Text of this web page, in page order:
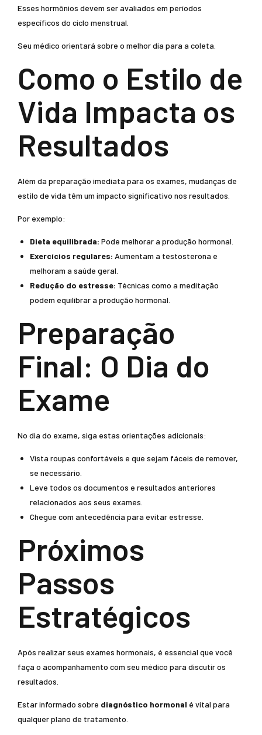
Esses hormônios devem ser avaliados em períodos
específicos do ciclo menstrual.
Seu médico orientará sobre o melhor dia para a coleta.
Como o Estilo de
Vida Impacta os
Resultados
Além da preparação imediata para os exames, mudanças de
estilo de vida têm um impacto significativo nos resultados.
Por exemplo:
Dieta equilibrada: Pode melhorar a produção hormonal.
Exercícios regulares: Aumentam a testosterona e
melhoram a saúde geral.
Redução do estresse: Técnicas como a meditação
podem equilibrar a produção hormonal.
Preparação
Final: O Dia do
Exame
No dia do exame, siga estas orientações adicionais:
Vista roupas confortáveis e que sejam fáceis de remover,
se necessário.
Leve todos os documentos e resultados anteriores
relacionados aos seus exames.
Chegue com antecedência para evitar estresse.
Próximos
Passos
Estratégicos
Após realizar seus exames hormonais, é essencial que você
faça o acompanhamento com seu médico para discutir os
resultados.
Estar informado sobre diagnóstico hormonal é vital para
qualquer plano de tratamento.